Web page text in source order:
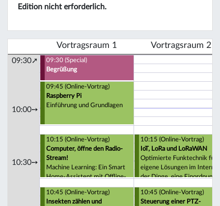
Edition nicht erforderlich.
09:30➚
10:00➙
10:30➙
Vortragsraum 1 Vortragsraum 2
09:30 (Special)
Begrüßung
09:45 (Online-Vortrag)
Raspberry Pi
Einführung und Grundlagen
10:15 (Online-Vortrag)
Computer, öffne den Radio-
Stream!
Machine Learning: Ein Smart
Home-Assistent mit Offline-
Spracherkennung
10:15 (Online-Vortrag)
IoT, LoRa und LoRaWAN
Optimierte Funktechnik für
eigene Lösungen im Internet
der Dinge, eine Einordnung
10:45 (Online-Vortrag)
Insekten zählen und
10:45 (Online-Vortrag)
Steuerung einer PTZ-